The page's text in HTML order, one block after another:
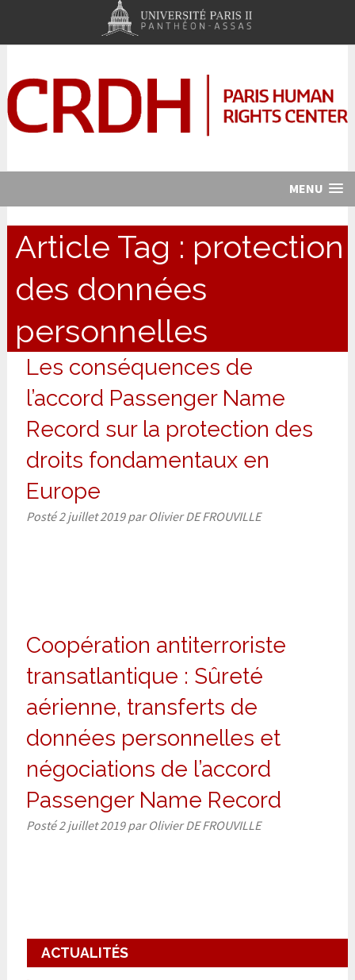
MENU
Article Tag : protection
des données
personnelles
Les conséquences de
l’accord Passenger Name
Record sur la protection des
droits fondamentaux en
Europe
Posté2 juillet 2019 par Olivier DE FROUVILLE
Coopération antiterroriste
transatlantique : Sûreté
aérienne, transferts de
données personnelles et
négociations de l’accord
Passenger Name Record
Posté2 juillet 2019 par Olivier DE FROUVILLE
ACTUALITÉS